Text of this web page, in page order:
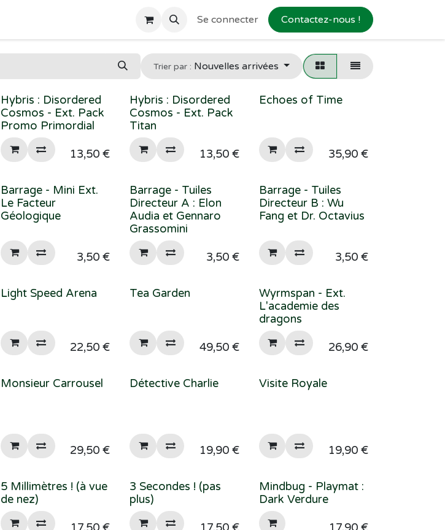
Se connecter Contactez-nous !
Trier par : Nouvelles arrivées
Hybris : Disordered
Cosmos - Ext. Pack
Promo Primordial
13,50 €
Hybris : Disordered
Cosmos - Ext. Pack
Titan
13,50€
Echoes of Time
35,90€
Barrage - Mini Ext.
Le Facteur
Géologique
3,50 €
Barrage - Tuiles
Directeur A : Elon
Audia et Gennaro
Grassomini
3,50€
Barrage - Tuiles
Directeur B : Wu
Fang et Dr. Octavius
3,50€
Light Speed Arena
22,50 €
Tea Garden
49,50€
Wyrmspan - Ext.
L'academie des
dragons
26,90€
Monsieur Carrousel
29,50 €
Détective Charlie
19,90€
Visite Royale
19,90€
5 Millimètres ! (à vue
de nez)
3 Secondes ! (pas
plus)
Mindbug - Playmat :
Dark Verdure